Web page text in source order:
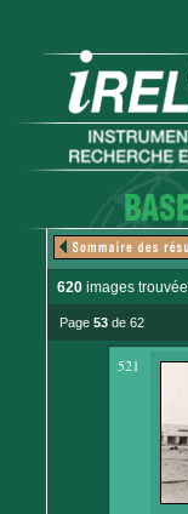
620 images
Page 53 de 62
521